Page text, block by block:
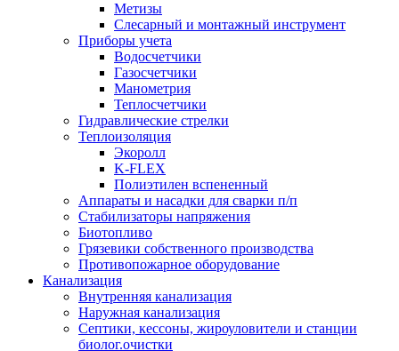
Метизы
Слесарный и монтажный инструмент
Приборы учета
Водосчетчики
Газосчетчики
Манометрия
Теплосчетчики
Гидравлические стрелки
Теплоизоляция
Экоролл
K-FLEX
Полиэтилен вспененный
Аппараты и насадки для сварки п/п
Стабилизаторы напряжения
Биотопливо
Грязевики собственного производства
Противопожарное оборудование
Канализация
Внутренняя канализация
Наружная канализация
Септики, кессоны, жироуловители и станции
биолог.очистки